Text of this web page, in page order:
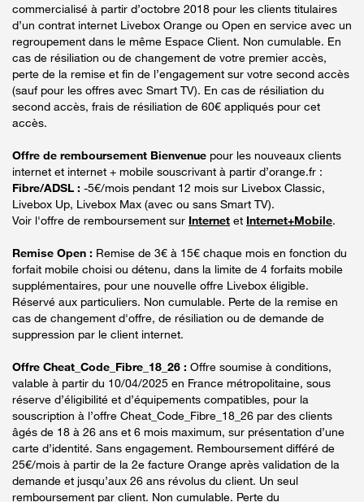
commercialisé à partir d’octobre 2018 pour les clients titulaires
d’un contrat internet Livebox Orange ou Open en service avec un
regroupement dans le même Espace Client. Non cumulable. En
cas de résiliation ou de changement de votre premier accès,
perte de la remise et fin de l’engagement sur votre second accès
(sauf pour les offres avec Smart TV). En cas de résiliation du
second accès, frais de résiliation de 60€ appliqués pour cet
accès.
Offre de remboursement Bienvenue pour les nouveaux clients
internet et internet + mobile souscrivant à partir d’orange.fr :
Fibre/ADSL : -5€/mois pendant 12 mois sur Livebox Classic,
Livebox Up, Livebox Max (avec ou sans Smart TV).
Voir l'offre de remboursement sur Internet et Internet+Mobile.
Remise Open : Remise de 3€ à 15€ chaque mois en fonction du
forfait mobile choisi ou détenu, dans la limite de 4 forfaits mobile
supplémentaires, pour une nouvelle offre Livebox éligible.
Réservé aux particuliers. Non cumulable. Perte de la remise en
cas de changement d'offre, de résiliation ou de demande de
suppression par le client internet.
Offre Cheat_Code_Fibre_18_26 : Offre soumise à conditions,
valable à partir du 10/04/2025 en France métropolitaine, sous
réserve d’éligibilité et d’équipements compatibles, pour la
souscription à l’offre Cheat_Code_Fibre_18_26 par des clients
âgés de 18 à 26 ans et 6 mois maximum, sur présentation d’une
carte d’identité. Sans engagement. Remboursement différé de
25€/mois à partir de la 2e facture Orange après validation de la
demande et jusqu’aux 26 ans révolus du client. Un seul
remboursement par client. Non cumulable. Perte du